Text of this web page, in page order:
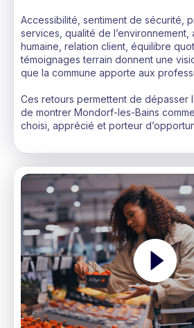
Accessibilité, sentiment de sécurité,
services, qualité de l’environnement,
humaine, relation client, équilibre
témoignages terrain donnent une
que la commune apporte aux
Ces retours permettent de dépasser
de montrer Mondorf-les-Bains
choisi, apprécié et porteur